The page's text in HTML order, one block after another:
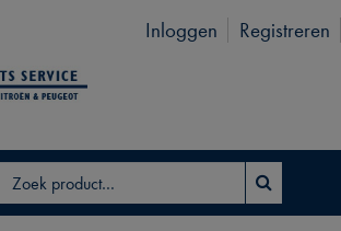
Inloggen Registreren